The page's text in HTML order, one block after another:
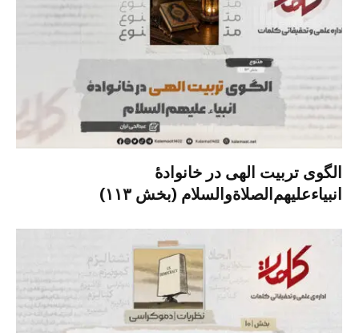
الگوی تربیت الهی در خانوادۀ
انبیاءعلیهم‌الصلاةو‌السلام (بخش ۱۱۳)